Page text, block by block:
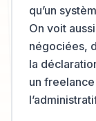
qu’un
On voit
négociées,
la
un